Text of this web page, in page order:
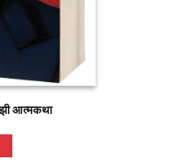
आत्मकथा